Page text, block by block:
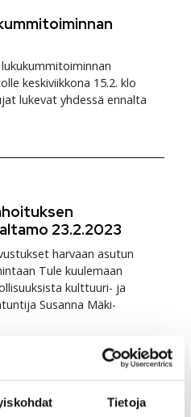
Tietoja
keskiviikkona 15.2. klo
lukevat yhdessä ennalta
23.2.2023
harvaan asutun
Tule kuulemaan
kulttuuri- ja
Susanna Mäki-